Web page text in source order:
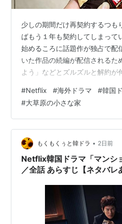
少しの期間だけ再契約するつ
ばもう１年も契約してしまって
始めるころに話題作が独占で配
いた作品の続編が配信されるた
よう」などとズルズルと解約が
く解約できるけれど、結局のと
ているからスパッと切れない。
つ観たのかも忘れている作品も
ので観た作品を順番ずつ簡単に
う。 １．フランケンシュタイン
「パンズ・ラビリンス」が大好
#Netflix #海外ドラマ #韓国
#大草原の小さな家
もくもくぅと韓ドラ • 2日前
Netflix韓国ドラマ「マンシ
／全話 あらすじ【ネタバレ